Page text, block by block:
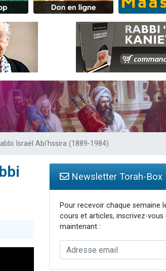
Israël Abi'hssira (1889-1984)
Newsletter Torah-Box
Pour recevoir chaque semaine
cours et articles, inscrivez-vous
maintenant :